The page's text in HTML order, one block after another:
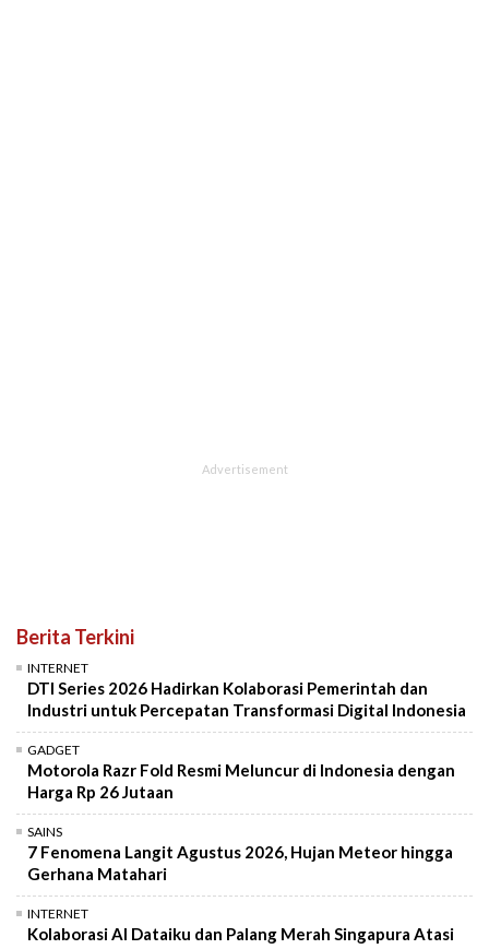
Berita Terkini
INTERNET
DTI Series 2026 Hadirkan Kolaborasi Pemerintah dan
Industri untuk Percepatan Transformasi Digital Indonesia
GADGET
Motorola Razr Fold Resmi Meluncur di Indonesia dengan
Harga Rp 26 Jutaan
SAINS
7 Fenomena Langit Agustus 2026, Hujan Meteor hingga
Gerhana Matahari
INTERNET
Kolaborasi AI Dataiku dan Palang Merah Singapura Atasi